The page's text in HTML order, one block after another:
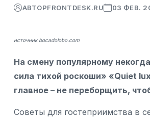
АВТОРFRONTDESK.RU 03 ФЕВ.
источник bocadolobo.com
На смену популярному
сила тихой роскоши» «Quiet
главное – не переборщить,
Советы для гостеприимства в